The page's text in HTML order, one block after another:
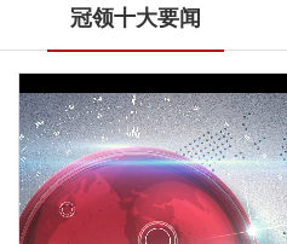
冠领十大要闻